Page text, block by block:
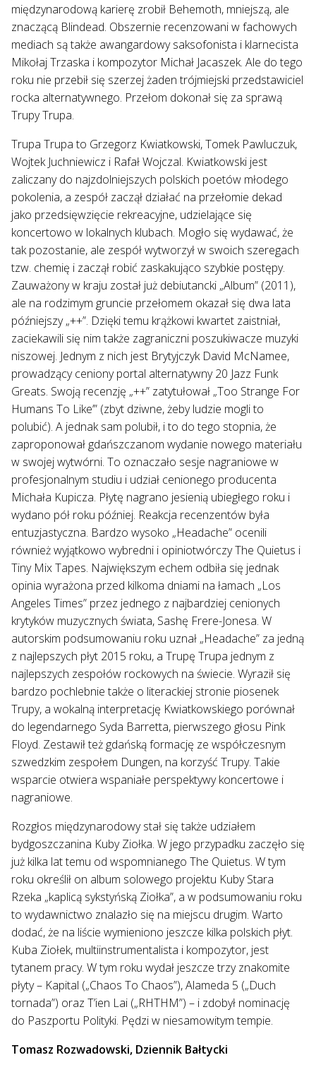
międzynarodową karierę zrobił Behemoth, mniejszą, ale
znaczącą Blindead. Obszernie recenzowani w fachowych
mediach są także awangardowy saksofonista i klarnecista
Mikołaj Trzaska i kompozytor Michał Jacaszek. Ale do tego
roku nie przebił się szerzej żaden trójmiejski przedstawiciel
rocka alternatywnego. Przełom dokonał się za sprawą
Trupy Trupa.
Trupa Trupa to Grzegorz Kwiatkowski, Tomek Pawluczuk,
Wojtek Juchniewicz i Rafał Wojczal. Kwiatkowski jest
zaliczany do najzdolniejszych polskich poetów młodego
pokolenia, a zespół zaczął działać na przełomie dekad
jako przedsięwzięcie rekreacyjne, udzielające się
koncertowo w lokalnych klubach. Mogło się wydawać, że
tak pozostanie, ale zespół wytworzył w swoich szeregach
tzw. chemię i zaczął robić zaskakująco szybkie postępy.
Zauważony w kraju został już debiutancki „Album” (2011),
ale na rodzimym gruncie przełomem okazał się dwa lata
późniejszy „++”. Dzięki temu krążkowi kwartet zaistniał,
zaciekawili się nim także zagraniczni poszukiwacze muzyki
niszowej. Jednym z nich jest Brytyjczyk David McNamee,
prowadzący ceniony portal alternatywny 20 Jazz Funk
Greats. Swoją recenzję „++” zatytułował „Too Strange For
Humans To Like’” (zbyt dziwne, żeby ludzie mogli to
polubić). A jednak sam polubił, i to do tego stopnia, że
zaproponował gdańszczanom wydanie nowego materiału
w swojej wytwórni. To oznaczało sesje nagraniowe w
profesjonalnym studiu i udział cenionego producenta
Michała Kupicza. Płytę nagrano jesienią ubiegłego roku i
wydano pół roku później. Reakcja recenzentów była
entuzjastyczna. Bardzo wysoko „Headache” ocenili
również wyjątkowo wybredni i opiniotwórczy The Quietus i
Tiny Mix Tapes. Największym echem odbiła się jednak
opinia wyrażona przed kilkoma dniami na łamach „Los
Angeles Times” przez jednego z najbardziej cenionych
krytyków muzycznych świata, Sashę Frere-Jonesa. W
autorskim podsumowaniu roku uznał „Headache” za jedną
z najlepszych płyt 2015 roku, a Trupę Trupa jednym z
najlepszych zespołów rockowych na świecie. Wyraził się
bardzo pochlebnie także o literackiej stronie piosenek
Trupy, a wokalną interpretację Kwiatkowskiego porównał
do legendarnego Syda Barretta, pierwszego głosu Pink
Floyd. Zestawił też gdańską formację ze współczesnym
szwedzkim zespołem Dungen, na korzyść Trupy. Takie
wsparcie otwiera wspaniałe perspektywy koncertowe i
nagraniowe.
Rozgłos międzynarodowy stał się także udziałem
bydgoszczanina Kuby Ziołka. W jego przypadku zaczęło się
już kilka lat temu od wspomnianego The Quietus. W tym
roku określił on album solowego projektu Kuby Stara
Rzeka „kaplicą sykstyńską Ziołka”, a w podsumowaniu roku
to wydawnictwo znalazło się na miejscu drugim. Warto
dodać, że na liście wymieniono jeszcze kilka polskich płyt.
Kuba Ziołek, multiinstrumentalista i kompozytor, jest
tytanem pracy. W tym roku wydał jeszcze trzy znakomite
płyty – Kapital („Chaos To Chaos”), Alameda 5 („Duch
tornada”) oraz T’ien Lai („RHTHM”) – i zdobył nominację
do Paszportu Polityki. Pędzi w niesamowitym tempie.
Tomasz Rozwadowski, Dziennik Bałtycki